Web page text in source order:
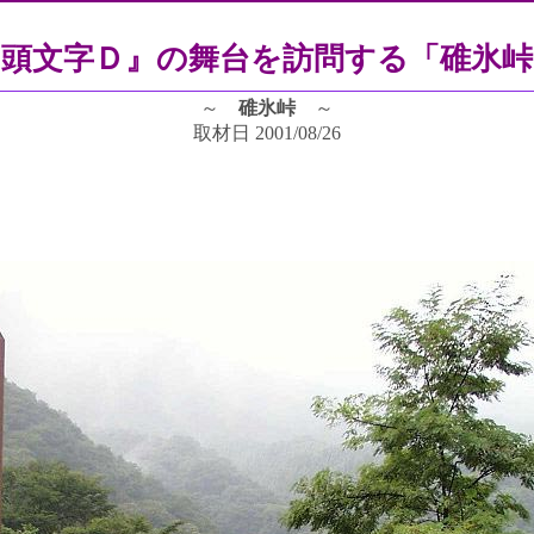
文字Ｄ』の舞台を訪問する「碓氷
～ 碓氷峠～
取材日 2001/08/26